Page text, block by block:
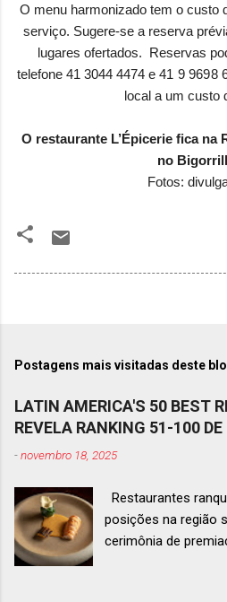
O menu harmonizado tem o custo
serviço. Sugere-se a reserva
lugares ofertados. Reservas
telefone 41 3044 4474 e41 9 9698
local a um custo
O restaurante L’Épicerie fica na
no
Fotos:
Postagens mais visitadas deste
LATIN AMERICA'S 50 BEST
REVELA RANKING 51-100
-novembro 18, 2025
Restaurantes
posições na região
cerimônia de
de dezembro